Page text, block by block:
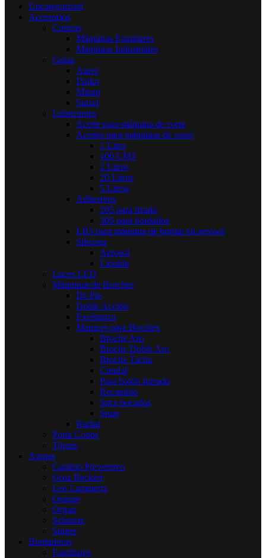
Uncategorized
Accesorios
Correas
Máquinas Familiares
Máquinas Industriales
Guías
Aurec
Daiko
Mitani
Suisei
Lubricantes
Aceite para máquina de corte
Aceites para máquinas de coser
1 Litro
100 CM3
2 Litros
20 Litros
5 Litros
Adhesivos
205 para tizada
305 para bordados
LB5 para máquina de bordar en aerosol
Silicona
Aerosol
Líquida
Luces LED
Máquinas de Broches
De Pie
Doble Acción
Excéntrica
Matrices para Broches
Broche Aro
Broche Doble Aro
Broche Tacha
Condal
Para botón forrado
Recambio
Saca bocados
Snap
Radial
Porta Conos
Tijeras
Agujas
Cambio Preventivo
Groz Beckert
Leo Lammertz
Orange
Organ
Schmetz
Singer
Bordadoras
Familiares